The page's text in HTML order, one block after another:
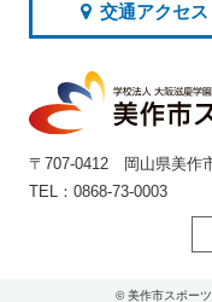
交通アクセス
〒707-0412 岡山県美作
TEL：0868-73-0003
© 美作市スポー